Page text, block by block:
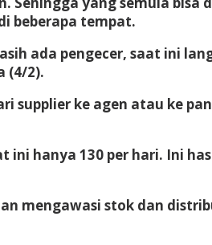
beberapa tempat.
ada pengecer, saat ini
(4/2).
supplier ke agen atau ke
ini hanya 130 per hari. Ini
mengawasi stok dan